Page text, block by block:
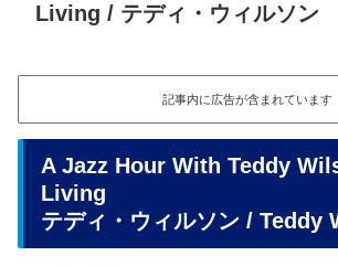
Living / テディ・ウィルソン
記事内に広告が含まれています
A Jazz Hour With Teddy
Living
テディ・ウィルソン / Teddy